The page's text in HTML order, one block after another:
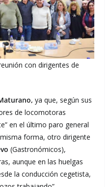
con dirigentes de
ya que, según sus
de locomotoras
en el último paro general
forma, otro dirigente
(Gastronómicos),
aunque en las huelgas
la conducción cegetista,